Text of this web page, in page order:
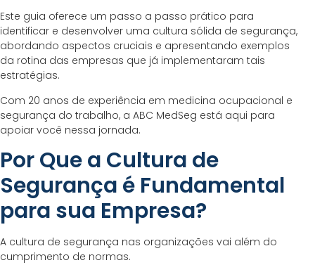
Este guia oferece um passo a passo prático para
identificar e desenvolver uma cultura sólida de segurança,
abordando aspectos cruciais e apresentando exemplos
da rotina das empresas que já implementaram tais
estratégias.
Com 20 anos de experiência em medicina ocupacional e
segurança do trabalho, a ABC MedSeg está aqui para
apoiar você nessa jornada.
Por Que a Cultura de
Segurança é Fundamental
para sua Empresa?
A cultura de segurança nas organizações vai além do
cumprimento de normas.